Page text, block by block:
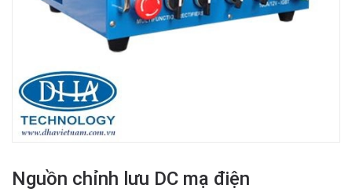
Nguồn chỉnh lưu DC mạ điện